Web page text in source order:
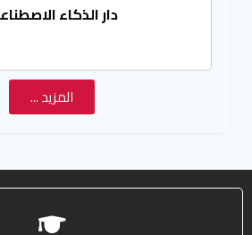
دار الذكاء
المزيد ...